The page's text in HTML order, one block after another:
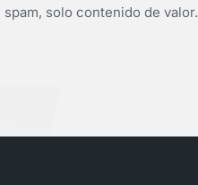
solo contenido de valor.